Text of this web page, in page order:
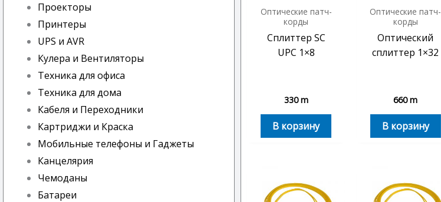
Проекторы
Принтеры
UPS и AVR
Кулера и Вентиляторы
Техника для офиса
Техника для дома
Кабеля и Переходники
Картриджи и Краска
Мобильные телефоны и Гаджеты
Канцелярия
Чемоданы
Батареи
Оптические патч-
корды
Сплиттер SC
UPC 1×8
330m
В корзину
Оптические патч-
корды
Оптический
сплиттер 1×32
660m
В корзину